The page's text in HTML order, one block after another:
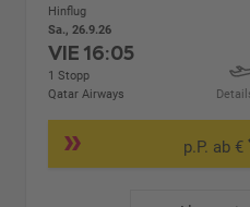
Hinflug
Sa., 26.9.26
VIE16:05
1 Stopp
Qatar Airways
p.P. ab €